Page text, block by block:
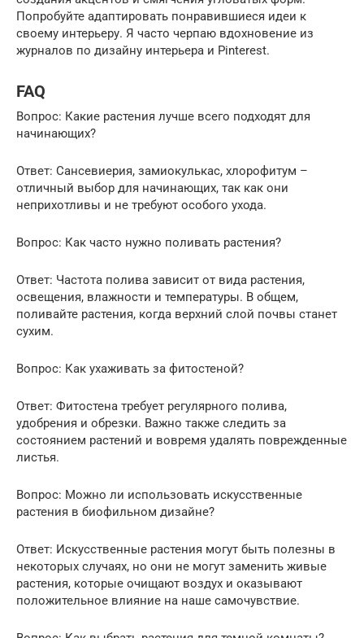
Попробуйте адаптировать понравившиеся идеи к
своему интерьеру. Я часто черпаю вдохновение из
журналов по дизайну интерьера и Pinterest.
FAQ
Вопрос: Какие растения лучше всего подходят для
начинающих?
Ответ: Сансевиерия, замиокулькас, хлорофитум –
отличный выбор для начинающих, так как они
неприхотливы и не требуют особого ухода.
Вопрос: Как часто нужно поливать растения?
Ответ: Частота полива зависит от вида растения,
освещения, влажности и температуры. В общем,
поливайте растения, когда верхний слой почвы станет
сухим.
Вопрос: Как ухаживать за фитостеной?
Ответ: Фитостена требует регулярного полива,
удобрения и обрезки. Важно также следить за
состоянием растений и вовремя удалять поврежденные
листья.
Вопрос: Можно ли использовать искусственные
растения в биофильном дизайне?
Ответ: Искусственные растения могут быть полезны в
некоторых случаях, но они не могут заменить живые
растения, которые очищают воздух и оказывают
положительное влияние на наше самочувствие.